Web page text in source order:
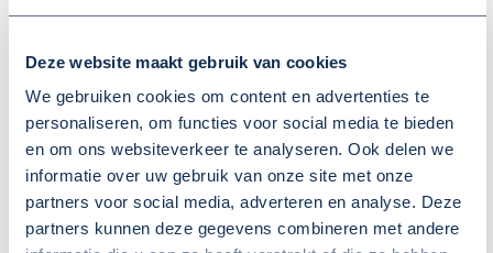
Deze website maakt gebruik van cookies
We gebruiken cookies om content en advertenties te
personaliseren, om functies voor social media te bieden
en om ons websiteverkeer te analyseren. Ook delen we
informatie over uw gebruik van onze site met onze
partners voor social media, adverteren en analyse. Deze
partners kunnen deze gegevens combineren met andere
Deel deze pagina
(Opent in een nieuw venster)
(Opent in een nieuw
(Opent in een nieuw